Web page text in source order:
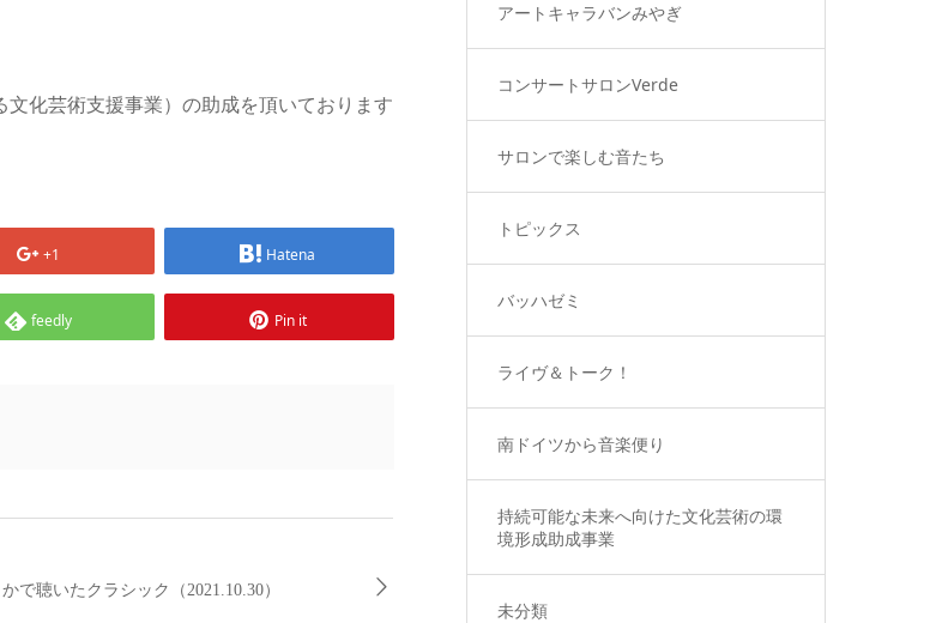
化芸術支援事業）の助成を頂いております
+1 Hatena
feedly Pin it
で聴いたクラシック（2021.10.30）
アートキャラバンみやぎ
コンサートサロンVerde
サロンで楽しむ音たち
トピックス
バッハゼミ
ライヴ＆トーク！
南ドイツから音楽便り
持続可能な未来へ向けた文化芸術の環
境形成助成事業
未分類